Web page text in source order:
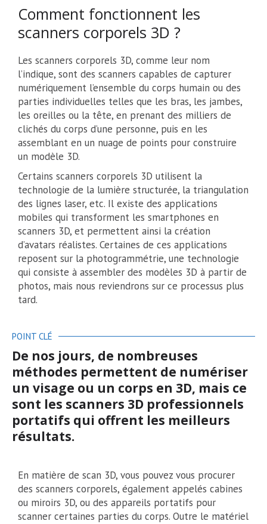
Comment fonctionnent les
scanners corporels 3D ?
Les scanners corporels 3D, comme leur nom
l’indique, sont des scanners capables de capturer
numériquement l’ensemble du corps humain ou des
parties individuelles telles que les bras, les jambes,
les oreilles ou la tête, en prenant des milliers de
clichés du corps d’une personne, puis en les
assemblant en un nuage de points pour construire
un modèle 3D.
Certains scanners corporels 3D utilisent la
technologie de la lumière structurée, la triangulation
des lignes laser, etc. Il existe des applications
mobiles qui transforment les smartphones en
scanners 3D, et permettent ainsi la création
d’avatars réalistes. Certaines de ces applications
reposent sur la photogrammétrie, une technologie
qui consiste à assembler des modèles 3D à partir de
photos, mais nous reviendrons sur ce processus plus
tard.
POINT CLÉ
De nos jours, de nombreuses
méthodes permettent de numériser
un visage ou un corps en 3D, mais ce
sont les scanners 3D professionnels
portatifs qui offrent les meilleurs
résultats.
En matière de scan 3D, vous pouvez vous procurer
des scanners corporels, également appelés cabines
ou miroirs 3D, ou des appareils portatifs pour
scanner certaines parties du corps. Outre le matériel